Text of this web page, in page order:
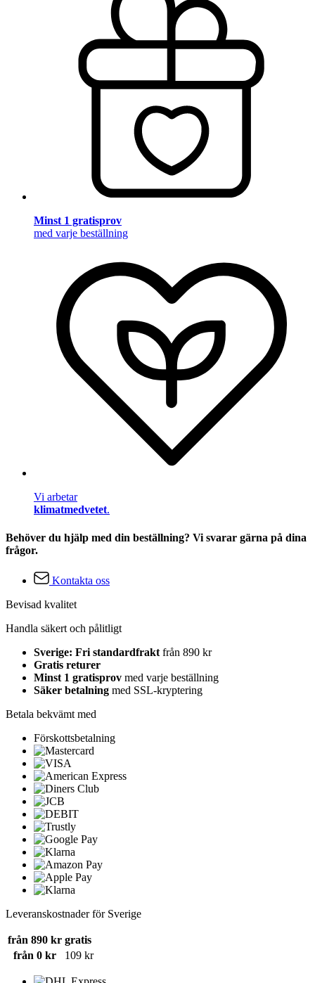
Minst 1 gratisprov
med varje beställning
Vi arbetar
klimatmedvetet.
Behöver du hjälp med din beställning? Vi svarar gärna på dina
frågor.
Kontakta oss
Bevisad kvalitet
Handla säkert och pålitligt
Sverige: Fri standardfrakt från 890 kr
Gratis returer
Minst 1 gratisprov med varje beställning
Säker betalning med SSL-kryptering
Betala bekvämt med
Förskottsbetalning
Leveranskostnader för Sverige
från 890 kr gratis
från 0 kr
109 kr